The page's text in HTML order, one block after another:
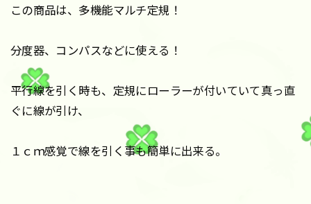
この商品は、多機能マルチ定規！
分度器、コンパスなどに使える！
平行線を引く時も、定規にローラーが付いていて真っ直
ぐに線が引け、
１ｃｍ感覚で線を引く事も簡単に出来る。